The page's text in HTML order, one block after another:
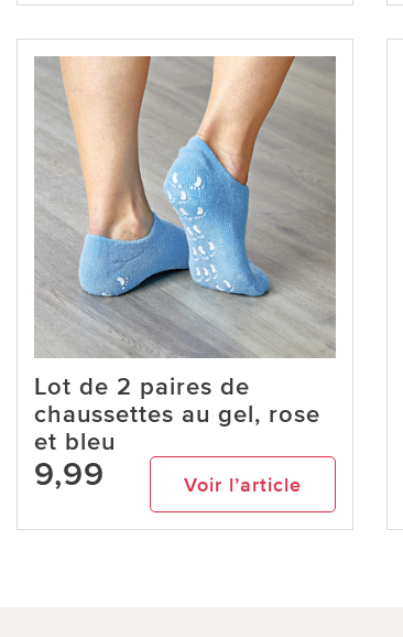
Lot de 2 paires de
chaussettes au gel, rose
et bleu
9,99 Voir l’article